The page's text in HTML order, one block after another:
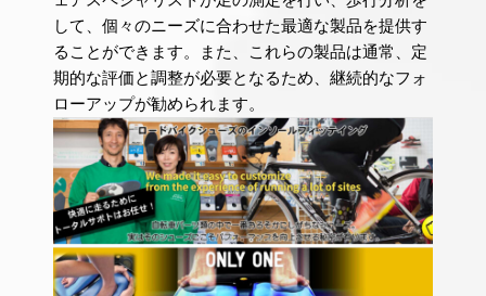
して、個々のニーズに合わせた最適な製品を提供す
ることができます。また、これらの製品は通常、定
期的な評価と調整が必要となるため、継続的なフォ
ローアップが勧められます。